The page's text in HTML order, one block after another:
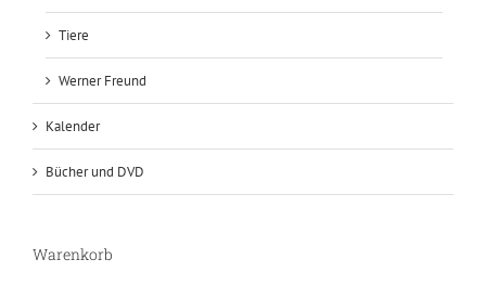
Tiere
Werner Freund
Kalender
Bücher und DVD
Warenkorb